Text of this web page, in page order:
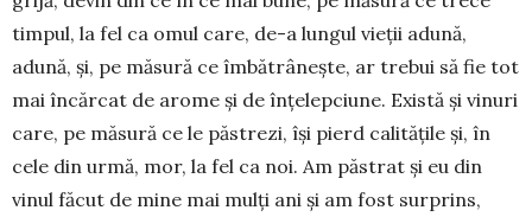
timpul, la fel ca omul care, de-a lungul vieții adu­nă,
adună, și, pe mă­sură ce îm­bătrânește, ar trebui să fie tot
mai încărcat de arome și de înțelep­ciu­ne. Există și vinuri
care, pe mă­­sură ce le păstrezi, își pierd calitățile și, în
cele din urmă, mor, la fel ca noi. Am păstrat și eu din
vinul făcut de mine mai mulți ani și am fost sur­prins,